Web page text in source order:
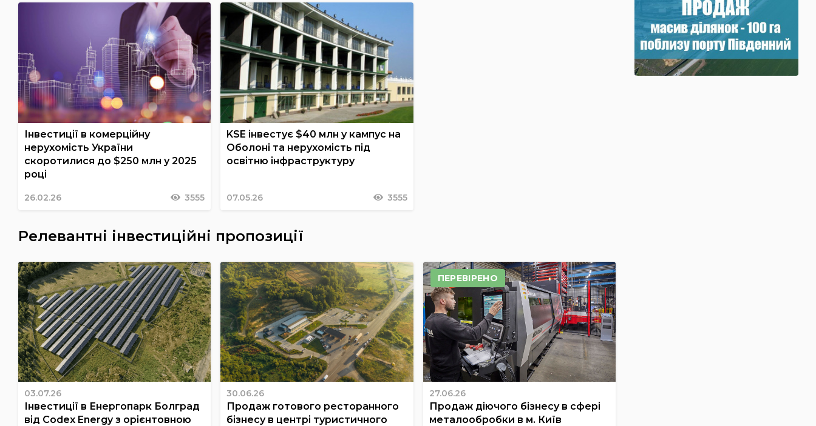
Інвестиції в комерційну
нерухомість України
скоротилися до $250 млн у 2025
році
26.02.26 3555
KSE інвестує $40 млн у кампус на
Оболоні та нерухомість під
освітню інфраструктуру
07.05.26 3555
Релевантні інвестиційні пропозиції
03.07.26
Інвестиції в Енергопарк Болград
від Codex Energy з орієнтовною
30.06.26
Продаж готового ресторанного
бізнесу в центрі туристичного
ПЕРЕВІРЕНО
27.06.26
Продаж діючого бізнесу в сфері
металообробки в м. Київ